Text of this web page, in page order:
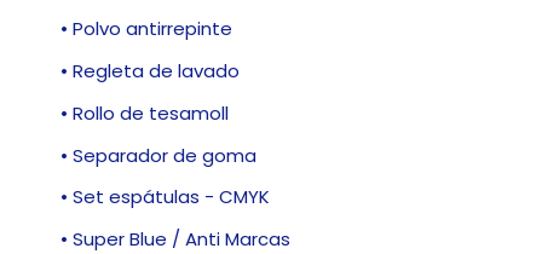
• Polvo antirrepinte
• Regleta de lavado
• Rollo de tesamoll
• Separador de goma
• Set espátulas - CMYK
• Super Blue / Anti Marcas